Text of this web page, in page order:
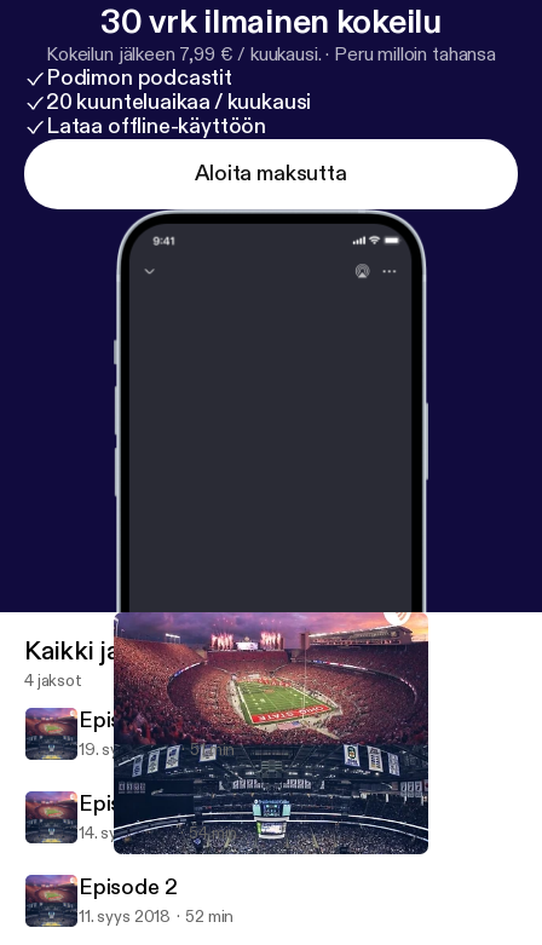
30 vrk ilmainen kokeilu
Kokeilun jälkeen 7,99 € / kuukausi. · Peru milloin tahansa
Podimon podcastit
20 kuunteluaikaa / kuukausi
Lataa offline-käyttöön
Aloita maksutta
From the Horseshoe to the Rock
Kaikki jaksot
4 jaksot
Episode 4
19. syys 2018 51 min
Episode 3
14. syys 2018 54 min
Episode 2
11. syys 2018 52 min